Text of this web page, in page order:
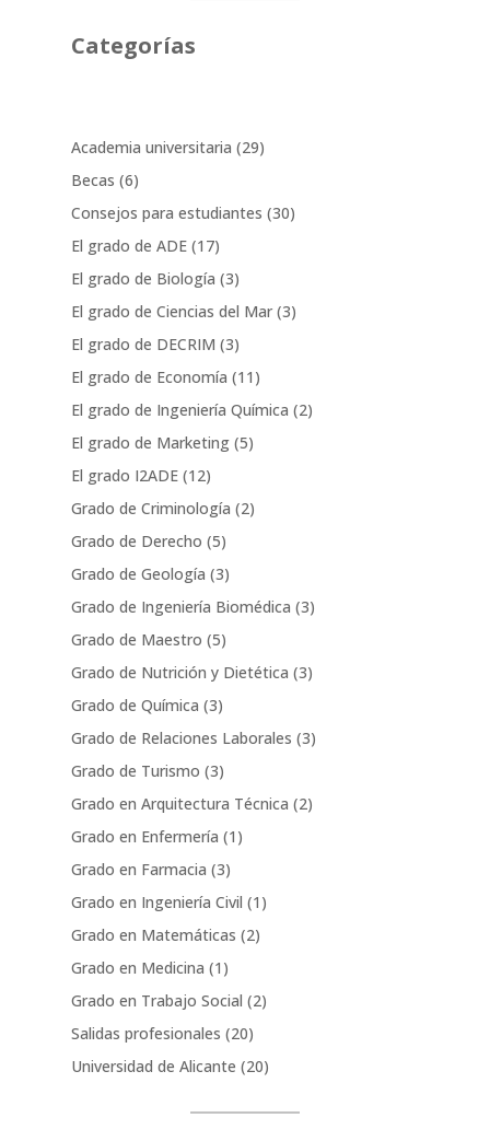
Categorías
Academia universitaria (29)
Becas (6)
Consejos para estudiantes (30)
El grado de ADE(17)
El grado de Biología (3)
El grado de Ciencias del Mar(3)
El grado de DECRIM (3)
El grado de Economía (11)
El grado de Ingeniería Química (2)
El grado de Marketing(5)
El grado I2ADE(12)
Grado de Criminología (2)
Grado de Derecho (5)
Grado de Geología (3)
Grado de Ingeniería Biomédica (3)
Grado de Maestro (5)
Grado de Nutrición y Dietética (3)
Grado de Química (3)
Grado de Relaciones Laborales (3)
Grado de Turismo (3)
Grado en Arquitectura Técnica (2)
Grado en Enfermería (1)
Grado en Farmacia (3)
Grado en Ingeniería Civil (1)
Grado en Matemáticas (2)
Grado en Medicina (1)
Grado en Trabajo Social (2)
Salidas profesionales (20)
Universidad de Alicante (20)